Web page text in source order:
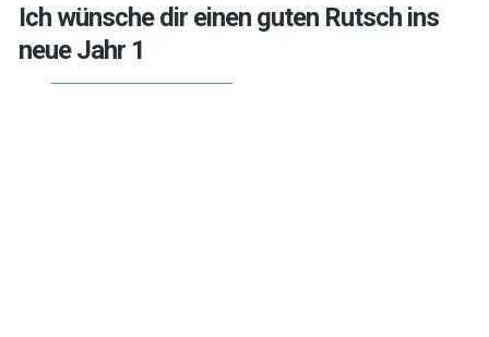
Ich wünsche dir einen guten Rutsch ins
neue Jahr 1